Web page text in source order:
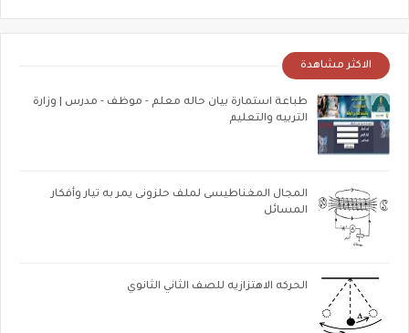
الاكثر مشاهدة
طباعة استمارة بيان حاله معلم - موظف - مدرس | وزارة
التربيه والتعليم
المجال المغناطيسى لملف حلزونى يمر به تيار وأفكار
المسائل
الحركه الاهتزازيه للصف الثاني الثانوي